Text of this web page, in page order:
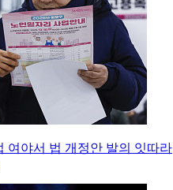
여야서 법 개정안 발의 잇따라